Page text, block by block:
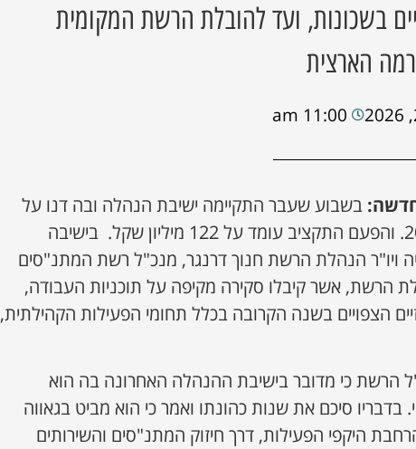
בשכונות, ועד להובלת הרשת המקומית
הארצית
11:00 am
בשבוע שעבר התקיימה ישיבת הנהלה ובה דנו על
אישור תקציב לשנת 2026. והפעם התקציב עומד על 122 מיליון שקל. בישיבה
ויו"ר הנהלת הרשת חנוך דרנגר, מנכ"ל רשת המתנ"סים
הרשת, אשר קיבלו סקירה מקיפה על תוכניות העבודה,
הצפויים בשנה הקרובה בכלל תחומי הפעילות הקהילתית,
הרשת כי מדובר בישיבת ההנהלה האחרונה בה הוא
סיכם את שנות כהונתו ואמר כי הוא מביט בגאווה
היקפי הפעילות, דרך חיזוק המתנ"סים והשירותים